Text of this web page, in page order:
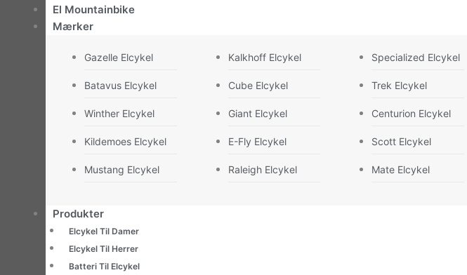
El Mountainbike
Mærker
Gazelle Elcykel
Batavus Elcykel
Winther Elcykel
Kildemoes Elcykel
Mustang Elcykel
Kalkhoff Elcykel
Cube Elcykel
Giant Elcykel
E-Fly Elcykel
Raleigh Elcykel
Specialized Elcykel
Trek Elcykel
Centurion Elcykel
Scott Elcykel
Mate Elcykel
Produkter
Elcykel Til Damer
Elcykel Til Herrer
Batteri Til Elcykel